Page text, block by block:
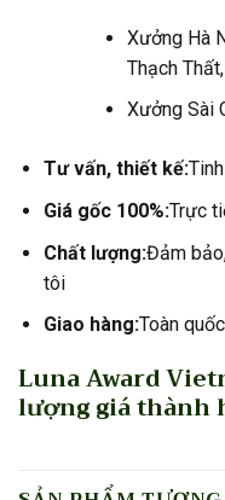
Xưởng Hà
Thạch
Xưởng Sài
Tư vấn, thiết kế:
Giá gốc 100%:Trực
Chất lượng:Đảm
tôi
Giao hàng:Toàn
Luna Award
lượng giá thành